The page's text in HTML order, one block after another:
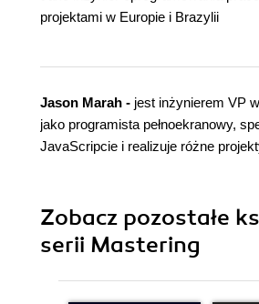
projektami w Europie i Brazylii
Jason Marah - jest inżynierem VP
jako programista pełnoekranowy,
JavaScripcie i realizuje różne
Zobacz pozostałe
serii Mastering